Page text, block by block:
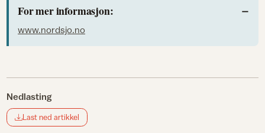
For mer informasjon:
www.nordsjo.no
Nedlasting
Last ned artikkel